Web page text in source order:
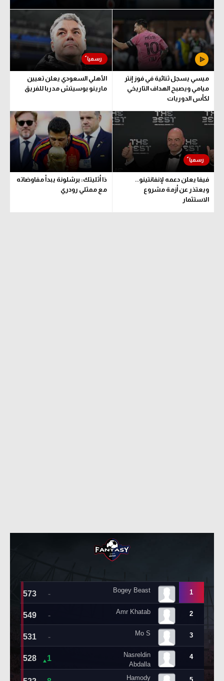
ميسي يسجل ثنائية في فوز إنتر
ميامي ويصبح الهداف التاريخي
لكأس الدوريات
الأهلي السعودي يعلن تعيين
مارينو بوسيتش مدربا للفريق
فيفا يعلن دعمه لإنفانتينو..
ويعتذر عن أزمة مشروع
الاستثمار
ذا أثليتك: برشلونة يبدأ مفاوضاته
مع ممثلي رودري